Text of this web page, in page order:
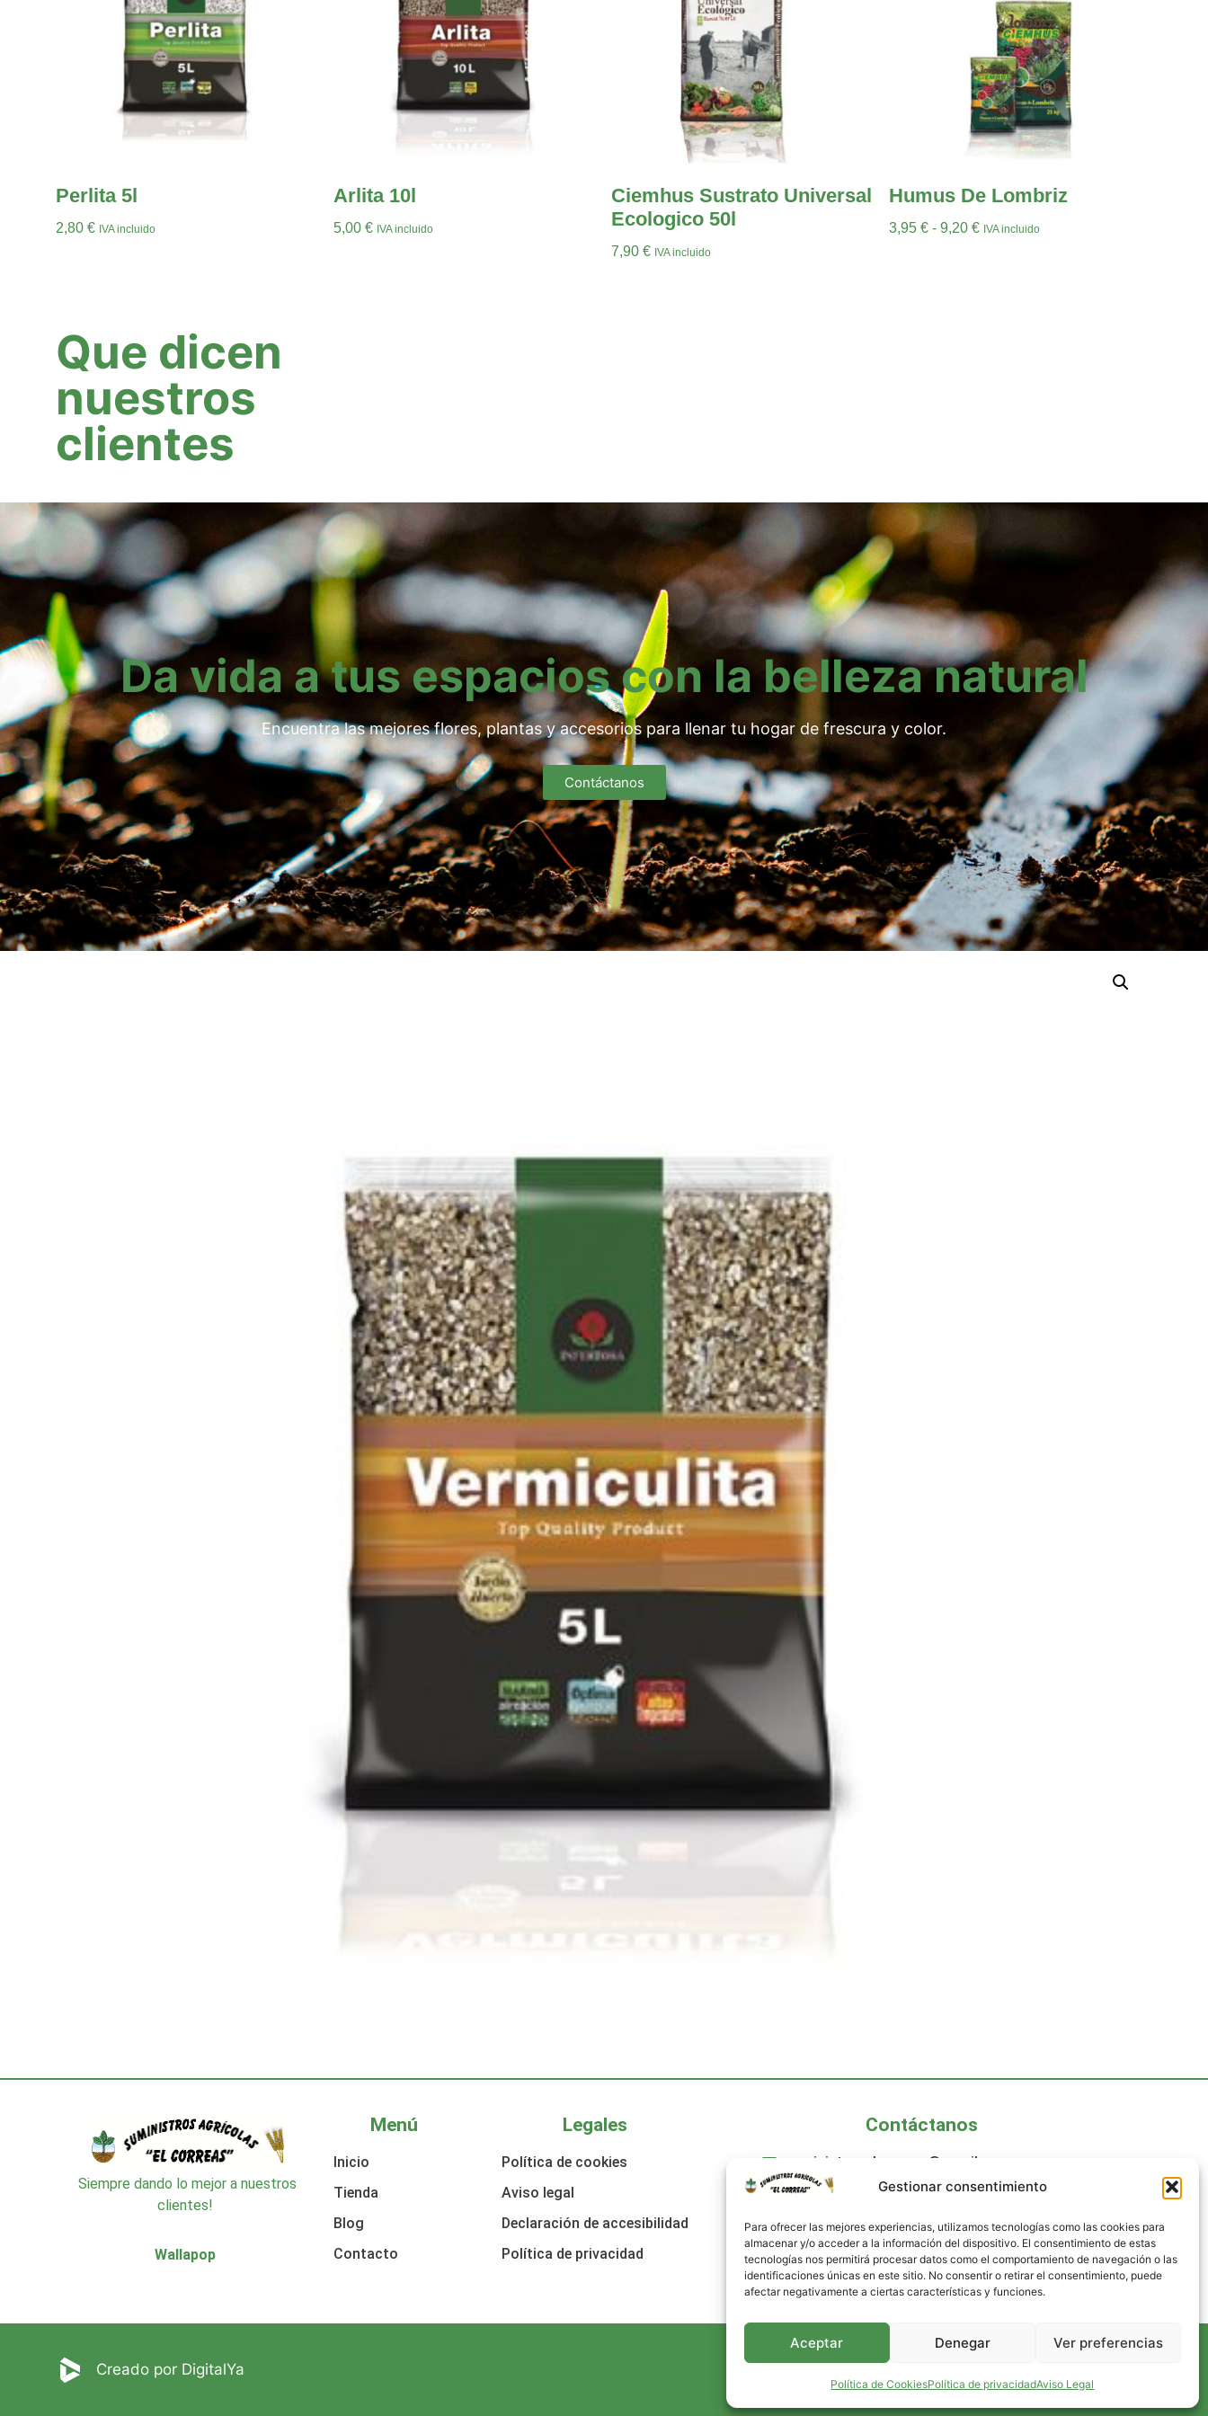
Gestionar consentimiento
Para ofrecer las mejores experiencias, utilizamos tecnologías como las cookies para
almacenar y/o acceder a la información del dispositivo. El consentimiento de estas
tecnologías nos permitirá procesar datos como el comportamiento de navegación o las
identificaciones únicas en este sitio. No consentir o retirar el consentimiento, puede
afectar negativamente a ciertas características y funciones.
Aceptar Denegar Ver preferencias
Política de CookiesPolítica de privacidadAviso Legal
Perlita 5l
2,80 € IVA incluido
Arlita 10l
5,00 € IVA incluido
Ciemhus Sustrato Universal
Ecologico 50l
7,90 € IVA incluido
Humus De Lombriz
3,95 € - 9,20 € IVA incluido
Que dicen
nuestros
clientes
Da vida a tus espacios con la belleza natural
Encuentra las mejores flores, plantas y accesorios para llenar tu hogar de frescura y color.
Contáctanos
Siempre dando lo mejor a nuestros
clientes!
Wallapop
Menú
Inicio
Tienda
Blog
Contacto
Legales
Política de cookies
Aviso legal
Declaración de accesibilidad
Política de privacidad
Contáctanos
suministroselcorreas@gmail.com
968300496
Calle Carril Manresa, 2, Murcia
Creado por DigitalYa